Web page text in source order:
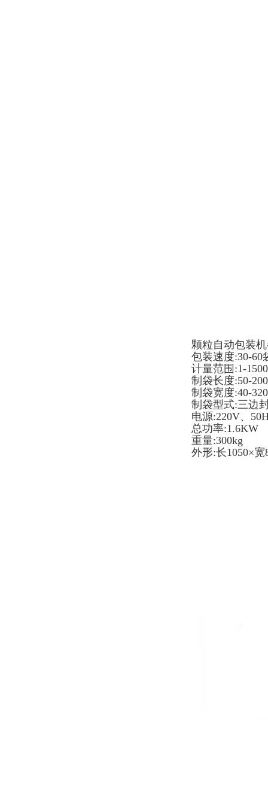
颗粒自动包装
包装速度:30-60
计量范围:1-
制袋长度:50-
制袋宽度:40-
制袋型式:三边
电源:220V、
总功率:1.6KW
重量:300kg
外形:长1050×宽